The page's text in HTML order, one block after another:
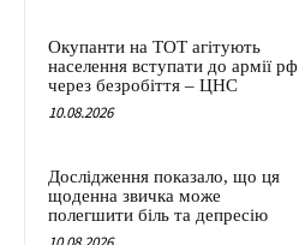
Окупанти на ТОТ агітують
населення вступати до армії рф
через безробіття – ЦНС
10.08.2026
Дослідження показало, що ця
щоденна звичка може
полегшити біль та депресію